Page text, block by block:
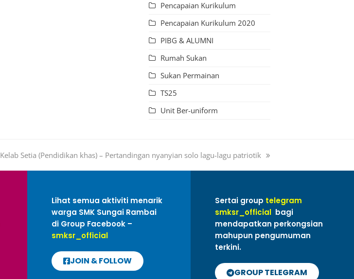
Pencapaian Kurikulum
Pencapaian Kurikulum 2020
PIBG & ALUMNI
Rumah Sukan
Sukan Permainan
TS25
Unit Ber-uniform
Kelab Setia (Pendidikan khas) – Pertandingan nyanyian solo lagu-lagu patriotik
Lihat semua aktiviti menarik
warga SMK Sungai Rambai
di Group Facebook –
smksr_official
JOIN & FOLLOW
Sertai group telegram
smksr_official bagi
mendapatkan perkongsian
mahupun pengumuman
terkini.
GROUP TELEGRAM